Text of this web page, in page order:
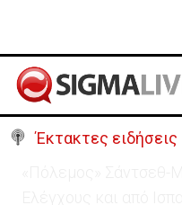
Έκτακτες ειδήσεις